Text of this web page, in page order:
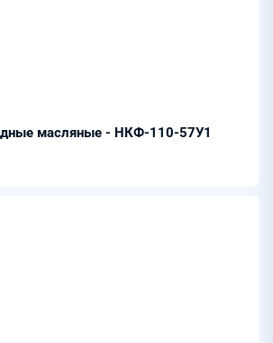
масляные - НКФ-110-57У1